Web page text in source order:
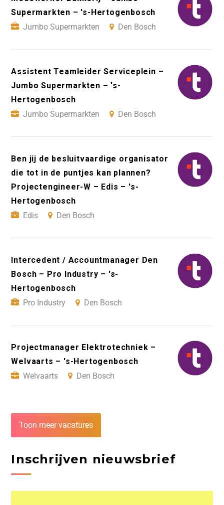
Supermarkten – 's-Hertogenbosch
Jumbo Supermarkten
Den Bosch
Assistent Teamleider Serviceplein –
Jumbo Supermarkten – 's-
Hertogenbosch
Jumbo Supermarkten
Den Bosch
Ben jij de besluitvaardige organisator
die tot in de puntjes kan plannen?
Projectengineer-W – Edis – 's-
Hertogenbosch
Edis
Den Bosch
Intercedent / Accountmanager Den
Bosch – Pro Industry – 's-
Hertogenbosch
Pro Industry
Den Bosch
Projectmanager Elektrotechniek –
Welvaarts – 's-Hertogenbosch
Welvaarts
Den Bosch
Toon meer vacatures
Inschrijven nieuwsbrief